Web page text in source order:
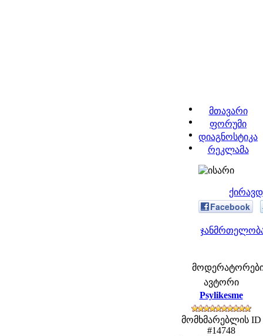
მთავარი
ფორუმი
დიაგნოსტიკა
რეკლამა
Facebook
მოდერატორები:
ავტორი
Psylikesme
მომხმარებლის ID
#14748